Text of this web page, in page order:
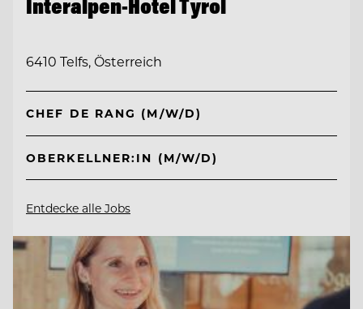
Interalpen-Hotel Tyrol
6410 Telfs, Österreich
CHEF DE RANG (M/W/D)
OBERKELLNER:IN (M/W/D)
Entdecke alle Jobs